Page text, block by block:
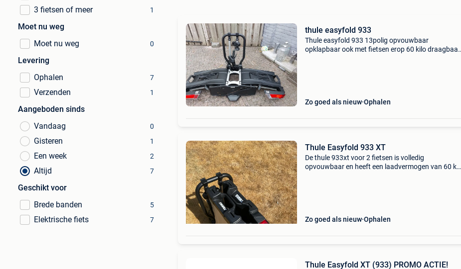
3 fietsen of meer 1
Moet nu weg
Moet nu weg
0
Levering
Ophalen
7
Verzenden 1
Aangeboden sinds
Vandaag
0
Gisteren 1
Een week 2
Altijd 7
Geschikt voor
Brede banden
5
Elektrische fiets 7
thule easyfold 933
Thule easyfold 933 13polig opvouwbaar
opklapbaar ook met fietsen erop 60 kilo draagbaar
Zo goed als nieuw Ophalen
Thule Easyfold 933 XT
De thule 933xt voor 2 fietsen is volledig
opvouwbaar en heeft een laadvermogen van 60 kg.
Zo goed als nieuw Ophalen
Thule Easyfold XT (933) PROMO ACTIE!